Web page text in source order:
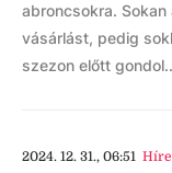
abroncsokra.
vásárlást, pedig
szezon előtt
2024. 12. 31., 06:51